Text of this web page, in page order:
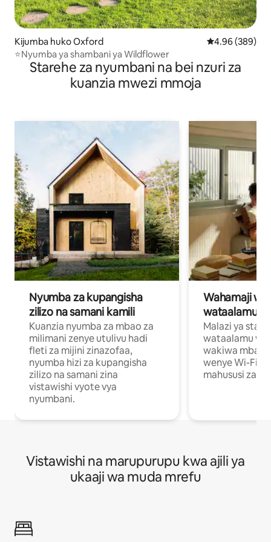
Kijumba huko Oxford Ukadiriaji wa
4.96 (389)
⭐Nyumba ya shambani ya Wildflower
Starehe za nyumbani na bei nzuri za
kuanzia mwezi mmoja
Nyumba za kupangisha
zilizo na samani kamili
Kuanzia nyumba za mbao za
milimani zenye utulivu hadi
fleti za mijini zinazofaa,
nyumba hizi za kupangisha
zilizo na samani zina
vistawishi vyote vya
nyumbani.
Wahamaji
wataalamu
Malazi ya
wataalamu
wakiwa mbali
wenye Wi-Fi
mahususi za
Vistawishi na marupurupu kwa ajili ya
ukaaji wa muda mrefu